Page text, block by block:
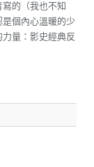
的（我也不知
個內心溫暖的少
量：影史經典反